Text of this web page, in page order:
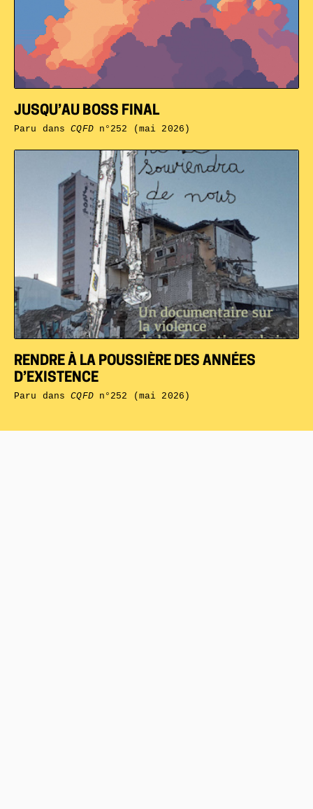
RENDRE À LA POUSSIÈRE DES ANNÉES
D’EXISTENCE
Paru dansCQFDn°252 (mai 2026)
JUSQU’AU BOSS FINAL
Paru dansCQFDn°252 (mai 2026)